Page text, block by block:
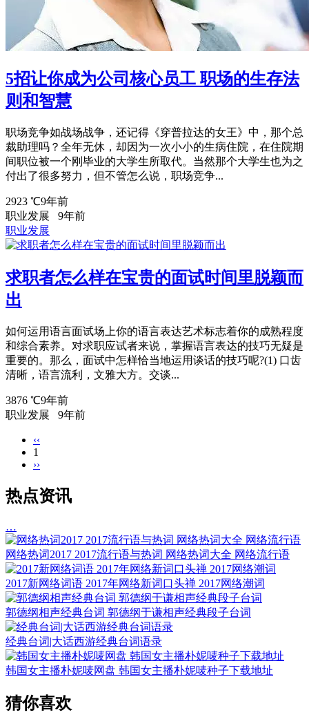
5招让你成为公司核心员工 职场的生存法
则和智慧
职场竞争如战场战争，还记得《穿普拉达的女王》中，那个总
裁助理吗？全年无休，却因为一次小小的生病住院，在住院期
间职位被一个刚毕业的大学生所取代。当然那个大学生也为之
付出了很多努力，但不管怎么说，职场竞争...
2923 ℃9年前
职业发展
9年前
职业发展
求职者怎么样在宝贵的面试时间里脱颖而
出
如何运用语言面试场上你的语言表达艺术标志着你的成熟程度
和综合素养。对求职应试者来说，掌握语言表达的技巧无疑是
重要的。那么，面试中怎样恰当地运用谈话的技巧呢?(1) 口齿
清晰，语言流利，文雅大方。交谈...
3876 ℃9年前
职业发展
9年前
‹‹
1
››
热点资讯
…
网络热词2017 2017流行语与热词 网络热词大全 网络流行语
2017新网络词语 2017年网络新词口头禅 2017网络潮词
郭德纲相声经典台词 郭德纲于谦相声经典段子台词
经典台词|大话西游经典台词语录
韩国女主播朴妮唛网盘 韩国女主播朴妮唛种子下载地址
猜你喜欢